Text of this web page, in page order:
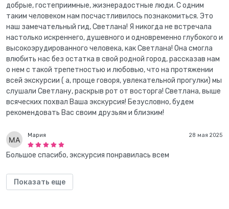
добрые, гостеприимные, жизнерадостные люди. С одним
таким человеком нам посчастливилось познакомиться. Это
наш замечательный гид, Светлана! Я никогда не встречала
настолько искреннего, душевного и одновременно глубокого и
высокоэрудированного человека, как Светлана! Она смогла
влюбить нас без остатка в свой родной город, рассказав нам
о нем с такой трепетностью и любовью, что на протяжении
всей экскурсии ( а, проще говоря, увлекательной прогулки) мы
слушали Светлану, раскрыв рот от восторга! Светлана, выше
всяческих похвал Ваша экскурсия! Безусловно, будем
рекомендовать Вас своим друзьям и близким!
28 мая 2025
Мария
Большое спасибо, экскурсия понравилась всем
Показать еще